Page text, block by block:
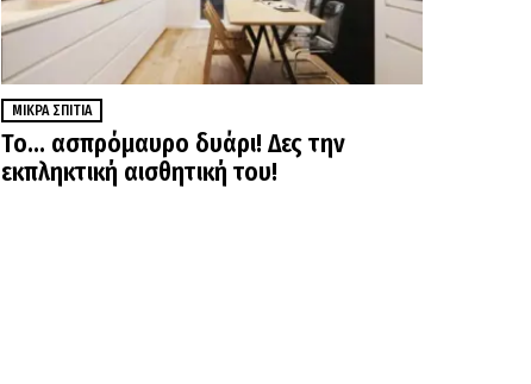
ΜΙΚΡΆ ΣΠΊΤΙΑ
Το… ασπρόμαυρο δυάρι! Δες την
εκπληκτική αισθητική του!